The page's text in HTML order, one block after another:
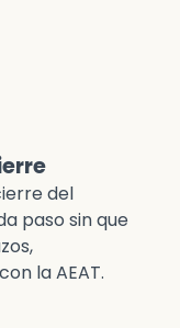
del
paso sin que
la AEAT.